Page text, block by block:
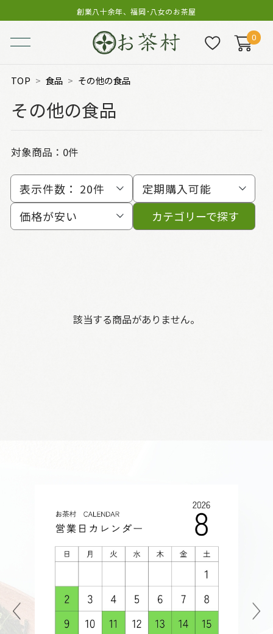
創業八十余年、福岡･八女のお茶屋
0
TOP 食品 その他の食品
その他の食品
対象商品：0件
表示件数： 20件
定期購入可能
価格が安い
カテゴリーで探す
該当する商品がありません。